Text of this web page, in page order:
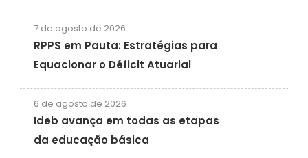
7 de agosto de 2026
RPPS em Pauta: Estratégias para
Equacionar o Déficit Atuarial
6 de agosto de 2026
Ideb avança em todas as etapas
da educação básica